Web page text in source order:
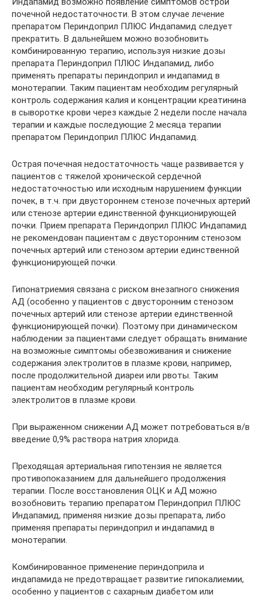
почечной недостаточности. В этом случае лечение
препаратом Периндоприл ПЛЮС Индапамид следует
прекратить. В дальнейшем можно возобновить
комбинированную терапию, используя низкие дозы
препарата Периндоприл ПЛЮС Индапамид, либо
применять препараты периндоприл и индапамид в
монотерапии. Таким пациентам необходим регулярный
контроль содержания калия и концентрации креатинина
в сыворотке крови через каждые 2 недели после начала
терапии и каждые последующие 2 месяца терапии
препаратом Периндоприл ПЛЮС Индапамид.
Острая почечная недостаточность чаще развивается у
пациентов с тяжелой хронической сердечной
недостаточностью или исходным нарушением функции
почек, в т.ч. при двустороннем стенозе почечных артерий
или стенозе артерии единственной функционирующей
почки. Прием препарата Периндоприл ПЛЮС Индапамид
не рекомендован пациентам с двусторонним стенозом
почечных артерий или стенозом артерии единственной
функционирующей почки.
Гипонатриемия связана с риском внезапного снижения
АД (особенно у пациентов с двусторонним стенозом
почечных артерий или стенозе артерии единственной
функционирующей почки). Поэтому при динамическом
наблюдении за пациентами следует обращать внимание
на возможные симптомы обезвоживания и снижение
содержания электролитов в плазме крови, например,
после продолжительной диареи или рвоты. Таким
пациентам необходим регулярный контроль
электролитов в плазме крови.
При выраженном снижении АД может потребоваться в/в
введение 0,9% раствора натрия хлорида.
Преходящая артериальная гипотензия не является
противопоказанием для дальнейшего продолжения
терапии. После восстановления ОЦК и АД можно
возобновить терапию препаратом Периндоприл ПЛЮС
Индапамид, применяя низкие дозы препарата, либо
применяя препараты периндоприл и индапамид в
монотерапии.
Комбинированное применение периндоприла и
индапамида не предотвращает развитие гипокалиемии,
особенно у пациентов с сахарным диабетом или